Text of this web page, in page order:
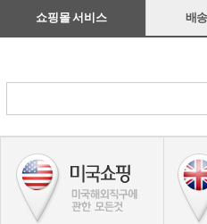
쇼핑몰 서비스 배